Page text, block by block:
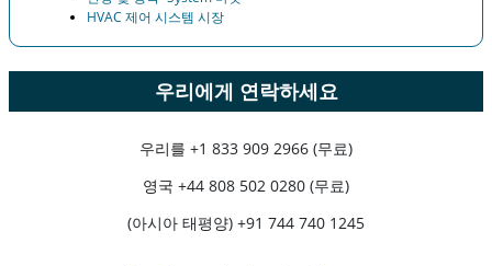
HVAC 제어 시스템 시장
우리에게 연락하세요
우리를 +1 833 909 2966 (무료)
영국 +44 808 502 0280 (무료)
(아시아 태평양) +91 744 740 1245